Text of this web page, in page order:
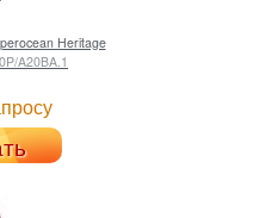
Heritage
A20BA.1